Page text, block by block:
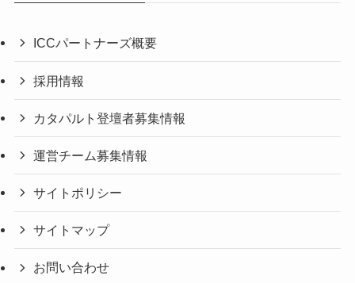
ICCパートナーズ概要
採用情報
カタパルト登壇者募集情報
運営チーム募集情報
サイトポリシー
サイトマップ
お問い合わせ